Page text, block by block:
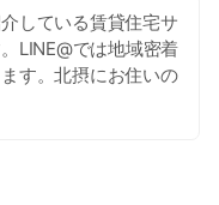
している賃貸住宅サ
LINE@では地域密着
す。北摂にお住いの
つ情報が満載ですの